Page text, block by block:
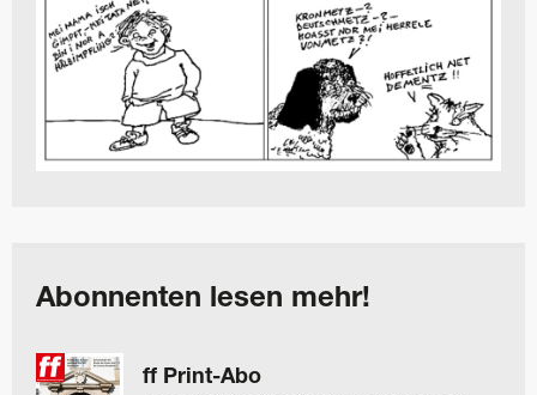
Abonnenten lesen mehr!
ff Print-Abo